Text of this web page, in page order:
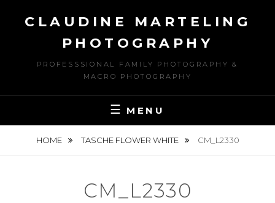
CLAUDINE MARTELING
PHOTOGRAPHY
PROFESSSIONAL FAMILY PHOTOGRAPHY &
MACRO PHOTOGRAPHY
MENU
HOME TASCHE FLOWER WHITE CM_L2330
CM_L2330